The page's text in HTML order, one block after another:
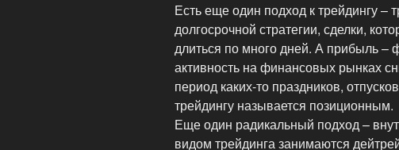
Есть еще один подход к трейдингу –
долгосрочной стратегии, сделки,
длиться по много дней. А прибыль –
активность на финансовых рынках
период каких-то праздников,
трейдингу называется позиционным.
Еще один радикальный подход –
видом трейдинга занимаются